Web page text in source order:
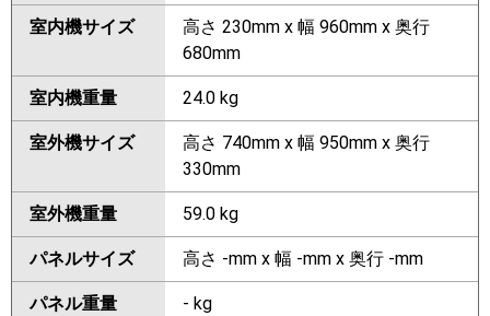
室内機サイズ
高さ 230mm x 幅 960mm x 奥行
680mm
室内機重量 24.0 kg
室外機サイズ
高さ 740mm x 幅 950mm x 奥行
330mm
室外機重量 59.0 kg
パネルサイズ 高さ -mm x 幅 -mm x 奥行 -mm
パネル重量 - kg